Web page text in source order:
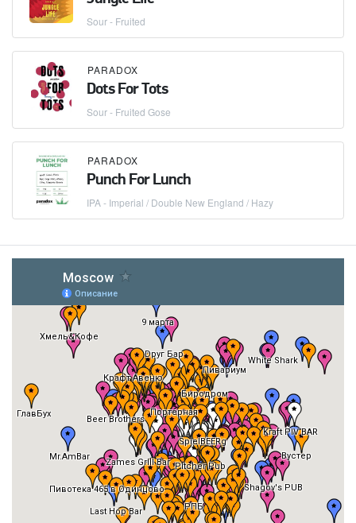
Sour - Fruited
PARADOX
Dots For Tots
Sour - Fruited Gose
PARADOX
Punch For Lunch
IPA - Imperial / Double New England / Hazy